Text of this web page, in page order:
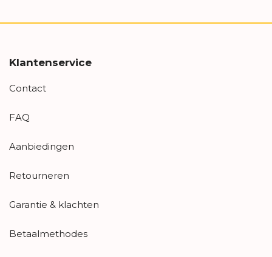
Klantenservice
Contact
FAQ
Aanbiedingen
Retourneren
Garantie & klachten
Betaalmethodes